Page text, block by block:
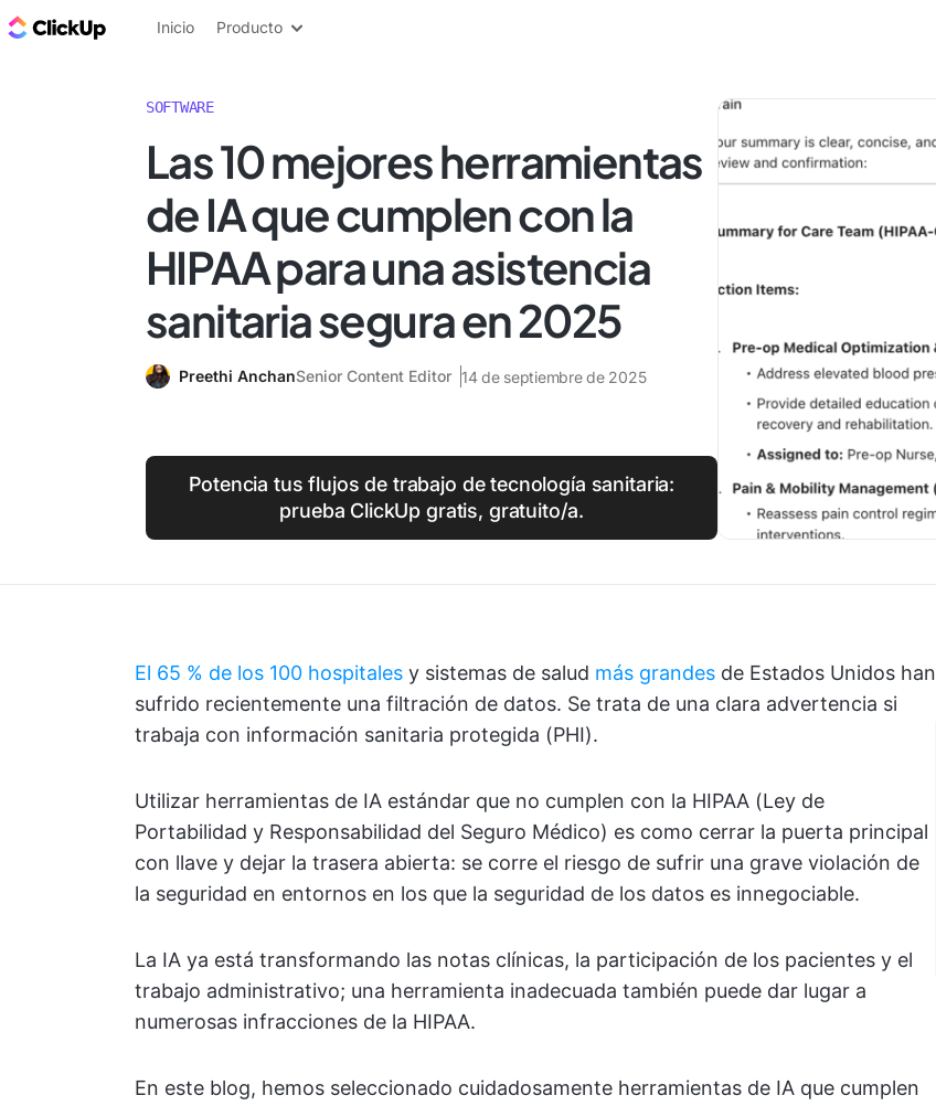
ClickUp Blog
Inicio Producto
SOFTWARE
Las 10 mejores herramientas
de IA que cumplen con la
HIPAA para una asistencia
sanitaria segura en 2025
Preethi AnchanSenior Content Editor 14 de septiembre de 2025
Potencia tus flujos de trabajo de tecnología sanitaria:
prueba ClickUp gratis, gratuito/a.
El 65 % de los 100 hospitales y sistemas de salud más grandes de Estados Unidos han
sufrido recientemente una filtración de datos. Se trata de una clara advertencia si
trabaja con información sanitaria protegida (PHI).
Utilizar herramientas de IA estándar que no cumplen con la HIPAA (Ley de
Portabilidad y Responsabilidad del Seguro Médico) es como cerrar la puerta principal
con llave y dejar la trasera abierta: se corre el riesgo de sufrir una grave violación de
la seguridad en entornos en los que la seguridad de los datos es innegociable.
La IA ya está transformando las notas clínicas, la participación de los pacientes y el
trabajo administrativo; una herramienta inadecuada también puede dar lugar a
numerosas infracciones de la HIPAA.
En este blog, hemos seleccionado cuidadosamente herramientas de IA que cumplen